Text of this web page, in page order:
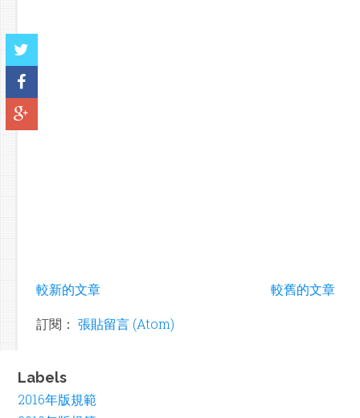
較新的文章 較舊的文章
訂閱： 張貼留言 (Atom)
Labels
2016年版規範